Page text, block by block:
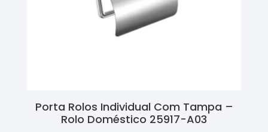
Porta Rolos Individual Com Tampa –
Rolo Doméstico 25917-A03